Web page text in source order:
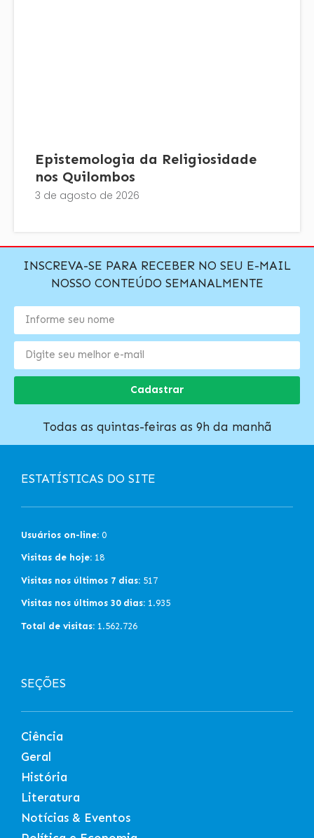
Epistemologia da Religiosidade
nos Quilombos
3 de agosto de 2026
INSCREVA-SE PARA RECEBER NO SEU E-MAIL
NOSSO CONTEÚDO SEMANALMENTE
Cadastrar
Todas as quintas-feiras as 9h da manhã
ESTATÍSTICAS DO SITE
Usuários on-line: 0
Visitas de hoje: 18
Visitas nos últimos 7 dias: 517
Visitas nos últimos 30 dias: 1.935
Total de visitas: 1.562.726
SEÇÕES
Ciência
Geral
História
Literatura
Notícias & Eventos